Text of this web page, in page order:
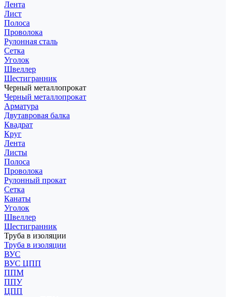
Лента
Лист
Полоса
Проволока
Рулонная сталь
Сетка
Уголок
Швеллер
Шестигранник
Черный металлопрокат
Черный металлопрокат
Арматура
Двутавровая балка
Квадрат
Круг
Лента
Листы
Полоса
Проволока
Рулонный прокат
Сетка
Канаты
Уголок
Швеллер
Шестигранник
Труба в изоляции
Труба в изоляции
ВУС
ВУС ЦПП
ППМ
ППУ
ЦПП